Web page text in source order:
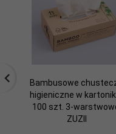
Bambusowe
higieniczne w
100 szt. 3-
ZUZII